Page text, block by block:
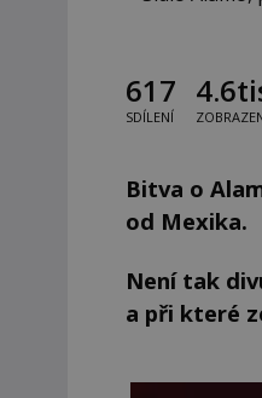
617
SDÍLENÍ
Bitva o
od Mexika.
Není tak
a při které